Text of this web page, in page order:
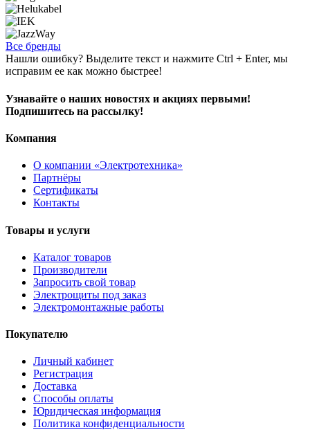
Все бренды
Нашли ошибку? Выделите текст и нажмите Ctrl + Enter, мы
исправим ее как можно быстрее!
Узнавайте о наших новостях и акциях первыми!
Подпишитесь на рассылку!
Компания
О компании «Электротехника»
Партнёры
Сертификаты
Контакты
Товары и услуги
Каталог товаров
Производители
Запросить свой товар
Электрощиты под заказ
Электромонтажные работы
Покупателю
Личный кабинет
Регистрация
Доставка
Способы оплаты
Юридическая информация
Политика конфиденциальности